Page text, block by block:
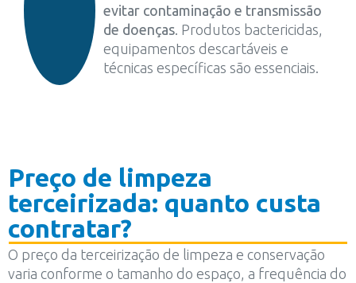
evitar contaminação e transmissão
de doenças . Produtos bactericidas,
equipamentos descartáveis e
técnicas específicas são essenciais.
Preço de limpeza
terceirizada: quanto custa
contratar?
O preço da terceirização de limpeza e conservação
varia conforme o tamanho do espaço, a frequência do